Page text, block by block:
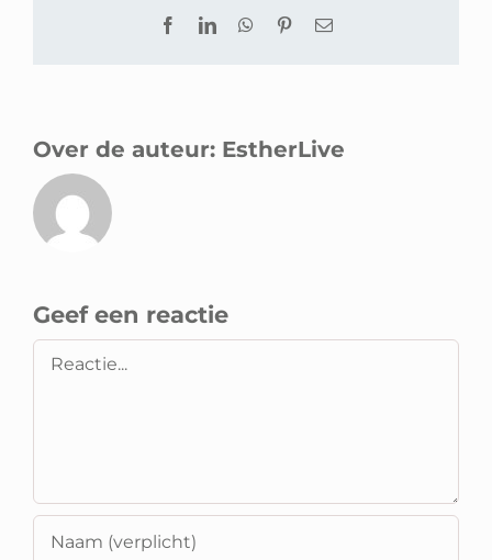
FacebookLinkedInWhatsApp
Pinterest
E-
Over de auteur: EstherLive
Geef een reactie
Reactie